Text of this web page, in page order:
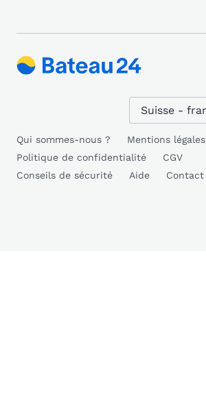
Qui sommes-nous ?
Mentions légales
Politique de confidentialité
CGV
Conseils de sécurité
Aide Contact